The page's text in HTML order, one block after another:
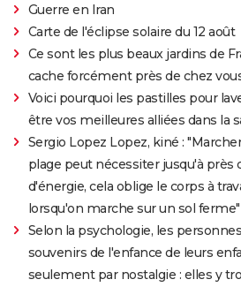
Guerre en Iran
Carte de l'éclipse solaire du 12 août
Ce sont les plus beaux jardins de
cache forcément près de chez
Voici pourquoi les pastilles pour
être vos meilleures alliées dans la
Sergio Lopez Lopez, kiné :
plage peut nécessiter jusqu'à près
d'énergie, cela oblige le corps à
lorsqu'on marche sur un sol ferme"
Selon la psychologie, les
souvenirs de l'enfance de leurs
seulement par nostalgie : elles y